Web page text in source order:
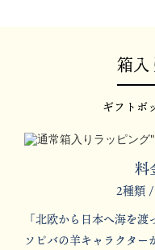
箱入
ギフトボ
料
2種類 /
「北欧から日本へ海を
ソピバの羊キャラクター